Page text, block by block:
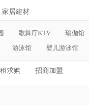
家居建材
歌舞厅KTV
瑜伽馆
游泳馆 婴儿游泳馆
求购 招商加盟